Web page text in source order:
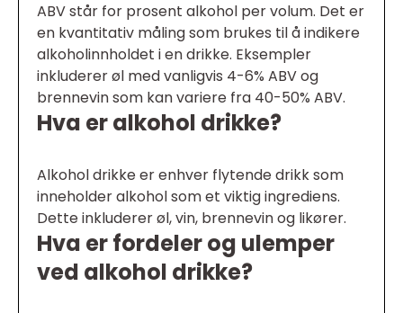
ABV står for prosent alkohol per volum. Det er
en kvantitativ måling som brukes til å indikere
alkoholinnholdet i en drikke. Eksempler
inkluderer øl med vanligvis 4-6% ABV og
brennevin som kan variere fra 40-50% ABV.
Hva er alkohol drikke?
Alkohol drikke er enhver flytende drikk som
inneholder alkohol som et viktig ingrediens.
Dette inkluderer øl, vin, brennevin og likører.
Hva er fordeler og ulemper
ved alkohol drikke?